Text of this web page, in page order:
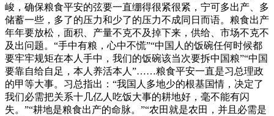
峻，确保粮食平安的弦要一直绷得很紧很紧，宁可多出产、多
储蓄一些，多了的压力和少了的压力不成同日而语。粮食出产
年年要放松，面积、产量不克不及掉下来，供给、市场不克不
及出问题。“手中有粮，心中不慌”“中国人的饭碗任何时候都
要牢牢规矩在本人手中，我们的饭碗该当次要拆中国粮”“中国
要靠自给自足，本人养活本人”……粮食平安一直是习总理政
的甲等大事。习总指出：“我国人多地少的根基国情，决定了
我们必需把关系十几亿人吃饭大事的耕地好，毫不能有闪
失。”“耕地是粮食出产的命脉。”“农田就是农田，并且必需是